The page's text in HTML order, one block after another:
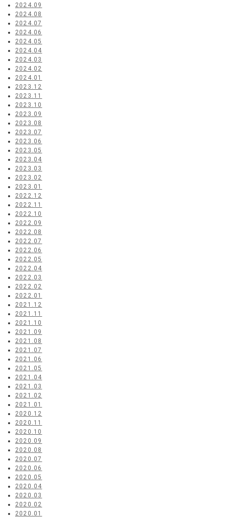
2024.09
2024.08
2024.07
2024.06
2024.05
2024.04
2024.03
2024.02
2024.01
2023.12
2023.11
2023.10
2023.09
2023.08
2023.07
2023.06
2023.05
2023.04
2023.03
2023.02
2023.01
2022.12
2022.11
2022.10
2022.09
2022.08
2022.07
2022.06
2022.05
2022.04
2022.03
2022.02
2022.01
2021.12
2021.11
2021.10
2021.09
2021.08
2021.07
2021.06
2021.05
2021.04
2021.03
2021.02
2021.01
2020.12
2020.11
2020.10
2020.09
2020.08
2020.07
2020.06
2020.05
2020.04
2020.03
2020.02
2020.01